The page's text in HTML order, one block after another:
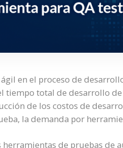
en el proceso de
tiempo total de desarrollo
de los costos de
la demanda por
herramientas de pruebas de